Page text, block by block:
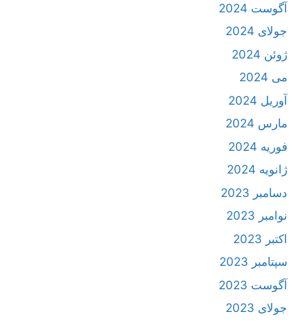
آگوست 2024
جولای 2024
ژوئن 2024
می 2024
آوریل 2024
مارس 2024
فوریه 2024
ژانویه 2024
دسامبر 2023
نوامبر 2023
اکتبر 2023
سپتامبر 2023
آگوست 2023
جولای 2023